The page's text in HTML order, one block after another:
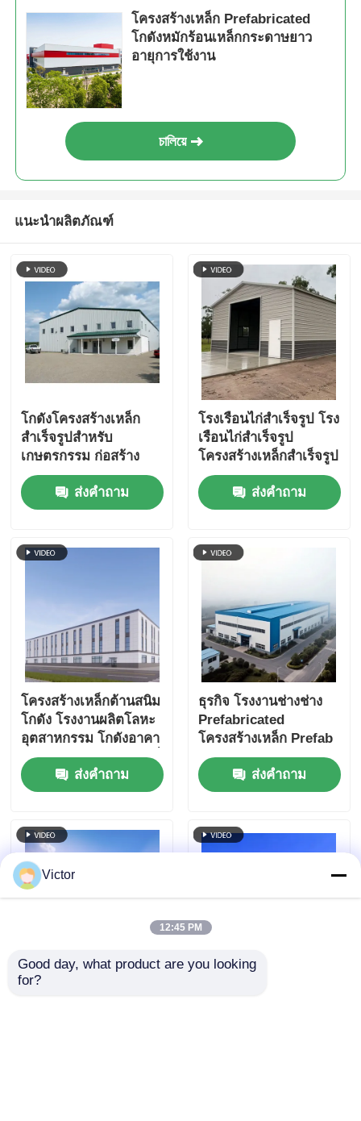
โครงสร้างเหล็ก Prefabricated
โกดังหมักร้อนเหล็กกระดาษยาว
อายุการใช้งาน
চালিয়ে
แนะนำผลิตภัณฑ์
โกดังโครงสร้างเหล็ก
สำเร็จรูปสำหรับ
เกษตรกรรม ก่อสร้าง
รวดเร็ว Q235B Q355B
ส่งคำถาม
โรงเรือนไก่สำเร็จรูป โรง
เรือนไก่สำเร็จรูป
โครงสร้างเหล็กสำเร็จรูป
สำหรับโรงเรือนไก่
ส่งคำถาม
โครงสร้างเหล็กต้านสนิม
โกดัง โรงงานผลิตโลหะ
อุตสาหกรรม โกดังอาคา
รสําหรับสภาพแวดล้อมที่
รุนแรง
ส่งคำถาม
ธุรกิจ โรงงานช่างช่าง
Prefabricated
โครงสร้างเหล็ก Prefab
Farm Storage
Warehouse อาคาร
โลหะ
ส่งคำถาม
โกดังโครงสร้างเหล็ก
Victor
12:45 PM
Good day, what product are you looking
for?